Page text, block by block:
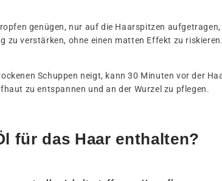
genügen, nur auf die Haarspitzen
zu verstärken, ohne einen matten Effekt zu riskieren.
Schuppen neigt, kann 30 Minuten vor der
zu entspannen und an der Wurzel zu pflegen.
für das Haar enthalten?